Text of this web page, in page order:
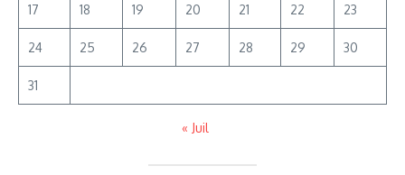
17 18 19 20 21 22 23
24 25 26 27 28 29 30
31
« Juil